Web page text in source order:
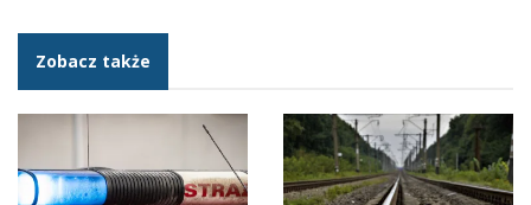
Zobacz także